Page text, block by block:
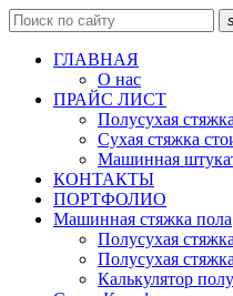
ГЛАВНАЯ
О нас
ПРАЙС ЛИСТ
Полусухая
Сухая стяжка
Машинная
КОНТАКТЫ
ПОРТФОЛИО
Машинная стяжка пола
Полусухая
Полусухая
Калькулятор